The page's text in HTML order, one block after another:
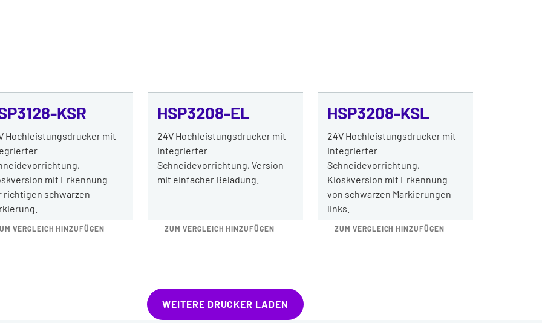
KSR
Hochleistungsdrucker mit
mit Erkennung
richtigen schwarzen
VERGLEICH HINZUFÜGEN
HSP3208-EL
24V Hochleistungsdrucker mit
integrierter
Schneidevorrichtung, Version
mit einfacher Beladung.
ZUM VERGLEICH HINZUFÜGEN
HSP3208-KSL
24V Hochleistungsdrucker mit
integrierter
Schneidevorrichtung,
Kioskversion mit Erkennung
von schwarzen Markierungen
links.
ZUM VERGLEICH HINZUFÜGEN
WEITERE DRUCKER LADEN